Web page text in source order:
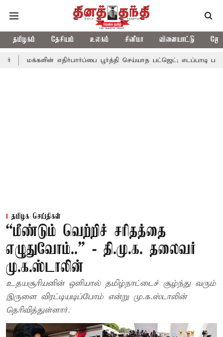
தமிழகம் தேசியம் உலகம் சினிமா விளையாட்டு
எதிர்பார்ப்பை பூர்த்தி செய்யாத பட்ஜெட்; எடப்பாடி பழனிசாமி
தமிழக செய்திகள்
“மீண்டும் வெற்றிச் சரிதத்தை
எழுதுவோம்..” - தி.மு.க. தலைவர்
மு.க.ஸ்டாலின்
உதயசூரியனின் ஒளியால் தமிழ்நாட்டைச் சூழ்ந்து வரும்
இருளை விரட்டியடிப்போம் என்று மு.க.ஸ்டாலின்
தெரிவித்துள்ளார்.